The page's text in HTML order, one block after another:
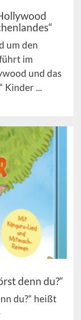
um den
im
und das
Kinder ...
denn du?“
du?“ heißt